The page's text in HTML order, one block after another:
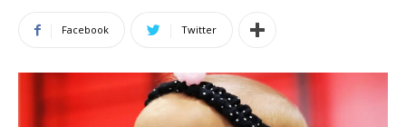
Facebook Twitter